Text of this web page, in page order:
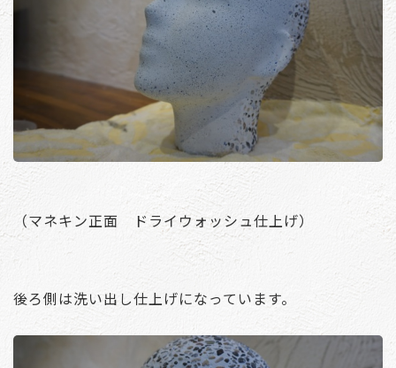
（マネキン正面 ドライウォッシュ仕上げ）
後ろ側は洗い出し仕上げになっています。